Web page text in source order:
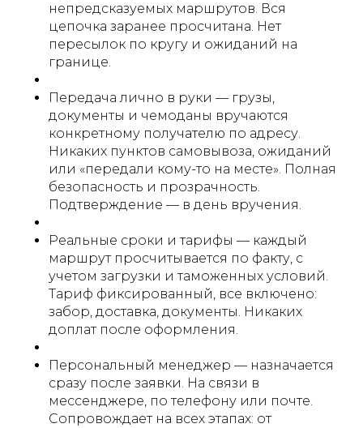
непредсказуемых маршрутов. Вся
цепочка заранее просчитана. Нет
пересылок по кругу и ожиданий на
границе.
Передача лично в руки — грузы,
документы и чемоданы вручаются
конкретному получателю по адресу.
Никаких пунктов самовывоза, ожиданий
или «передали кому-то на месте». Полная
безопасность и прозрачность.
Подтверждение — в день вручения.
Реальные сроки и тарифы — каждый
маршрут просчитывается по факту, с
учетом загрузки и таможенных условий.
Тариф фиксированный, все включено:
забор, доставка, документы. Никаких
доплат после оформления.
Персональный менеджер — назначается
сразу после заявки. На связи в
мессенджере, по телефону или почте.
Сопровождает на всех этапах: от